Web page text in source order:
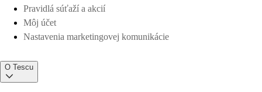
Pravidlá súťaží a akcií
Môj účet
Nastavenia marketingovej komunikácie
O Tescu